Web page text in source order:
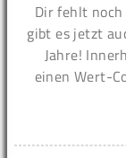
Dir fehlt
gibt es jetzt
Jahre!
einen Wert-